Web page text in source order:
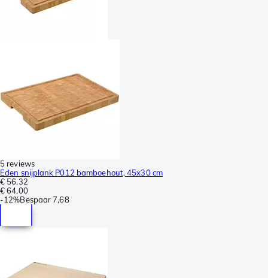
5 reviews
Eden snijplank P012 bamboehout, 45x30 cm
€ 56,32
€ 64,00
-12%Bespaar 7,68